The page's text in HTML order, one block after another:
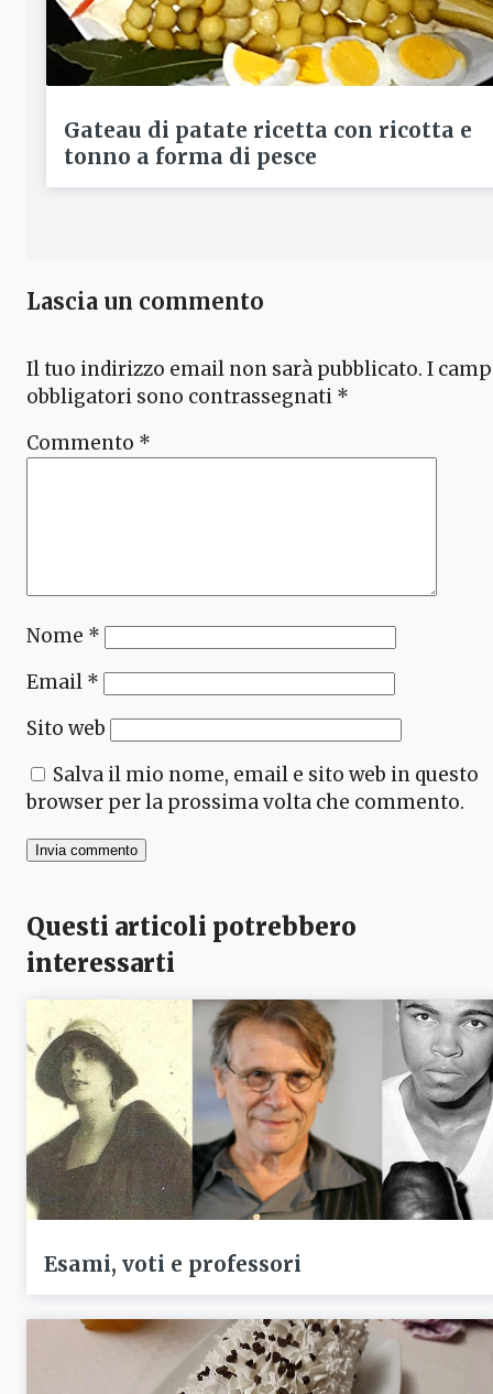
Gateau di patate ricetta con ricotta e
tonno a forma di pesce
Lascia un commento
Il tuo indirizzo email non sarà pubblicato. I
obbligatori sono contrassegnati *
Commento *
Nome *
Email *
Sito web
Salva il mio nome, email e sito web in questo
browser per la prossima volta che commento.
Questi articoli potrebbero
interessarti
Esami, voti e professori